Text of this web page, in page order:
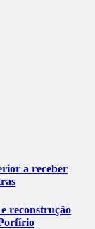
a receber
reconstrução